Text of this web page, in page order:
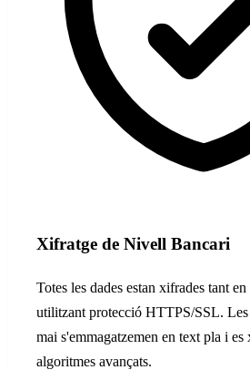
Xifratge de Nivell Bancari
Totes les dades estan xifrades tant
utilitzant protecció HTTPS/SSL. Les
mai s'emmagatzemen en text pla i
algoritmes avançats.